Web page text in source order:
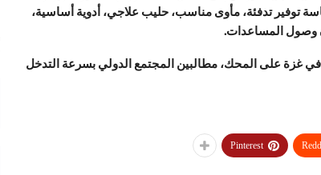
توفير تدفئة، مأوى مناسب، حليب علاجي، أدوية أساسية،
وصول المساعدات.
غزة على المحك، مطالبين المجتمع الدولي بسرعة التدخل
Pinterest